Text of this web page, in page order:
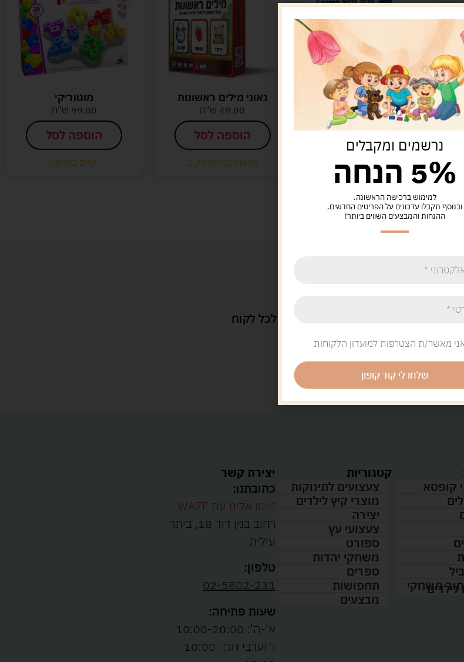
גאוני צורות צבעים
מספרים ועוד
50.00 ש"ח
הוספה לסל
נשארו במלאי רק 1
גאוני מילים ראשונות
49.00 ש"ח
הוספה לסל
נשארו במלאי רק 1
מוטוריקי
99.00 ש"ח
הוספה לסל
קיים במלאי
שירות מושלם לכל לקוח
קופסא
משחקי
קטגוריות
צעצועים לתינוקות
מוצרי קיץ לילדים
יצירה
צעצועי עץ
ספורט
משחקי יהדות
ספרים
תחפושות
מבצעים
יצירת קשר
כתובתנו:
נווטו אלינו עם WAZE
רחוב בנין דוד 18, ביתר
עילית
טלפון:
02-5802-231
שעות פתיחה:
א'-ה': 10:00-20:00
ו' וערבי חג: 10:00-
נרשמים ומקבלים
5% הנחה
למימוש ברכישה הראשונה.
ובנוסף תקבלו עדכונים על הפריטים החדשים,
ההנחות והמבצעים השווים ביותר!
מאשר/ת הצטרפות למועדון הלקוחות
שלחו לי קוד קופון